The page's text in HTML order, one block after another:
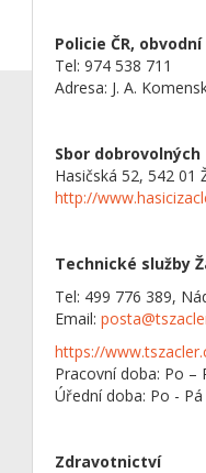
Policie ČR,
Tel: 974 538 711
Adresa: J. A.
Sbor dobrovolných
Hasičská 52, 542 01
http://
Technické služby
Tel: 499 776 389,
Email:
https://
Pracovní doba: Po –
Úřední doba: Po -
Zdravotnictví